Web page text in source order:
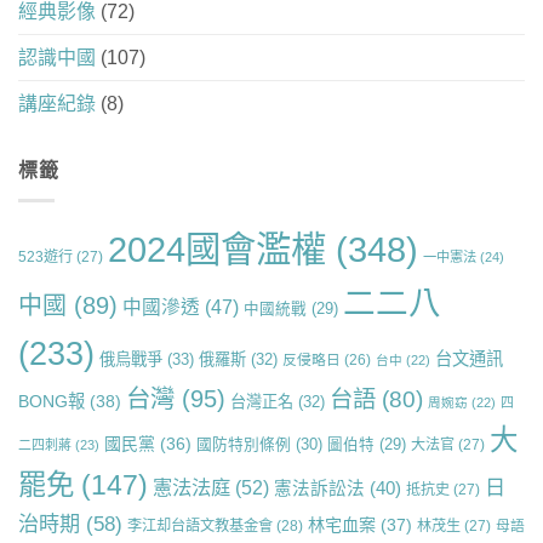
經典影像 (72)
認識中國 (107)
講座紀錄 (8)
標籤
523遊行 (27) 2024國會濫權 (348) 一中憲法 (24)
中國 (89) 中國滲透 (47) 中國統戰 (29) 二二八
(233) 俄烏戰爭 (33) 俄羅斯 (32) 反侵略日 (26) 台中 (22) 台文通訊
BONG報 (38) 台灣 (95) 台灣正名 (32) 台語 (80) 周婉窈 (22) 四
二四刺蔣 (23) 國民黨 (36) 國防特別條例 (30) 圖伯特 (29) 大法官 (27) 大
罷免 (147) 憲法法庭 (52) 憲法訴訟法 (40) 抵抗史 (27) 日
治時期 (58) 李江却台語文教基金會 (28) 林宅血案 (37) 林茂生 (27) 母語